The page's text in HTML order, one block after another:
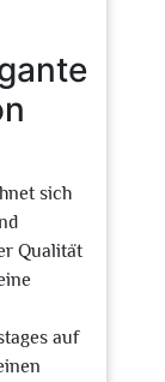
sich
Qualität
auf